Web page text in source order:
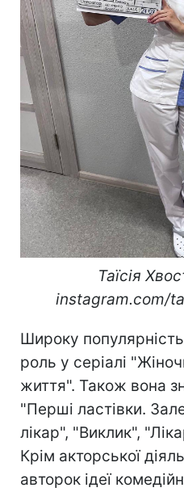
Таїсія
instagram.com/
Широку
роль у серіалі
життя". Також вона
"Перші ластівки.
лікар", "Виклик",
Крім акторської
авторок ідеї